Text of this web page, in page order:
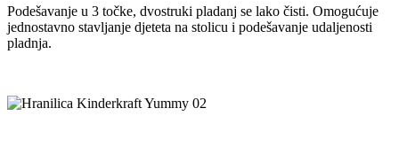
Podešavanje u 3 točke, dvostruki pladanj se lako čisti. Omogućuje
jednostavno stavljanje djeteta na stolicu i podešavanje udaljenosti
pladnja.